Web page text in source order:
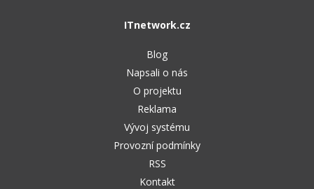
ITnetwork.cz
Blog
Napsali o nás
O projektu
Reklama
Vývoj systému
Provozní podmínky
RSS
Kontakt